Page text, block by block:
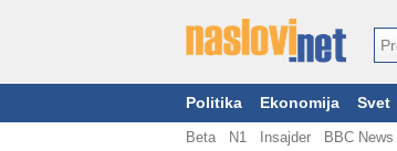
Politika Ekonomija Svet
Beta N1 Insajder BBC News